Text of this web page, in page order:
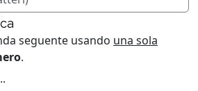
seguente usando una sola
.